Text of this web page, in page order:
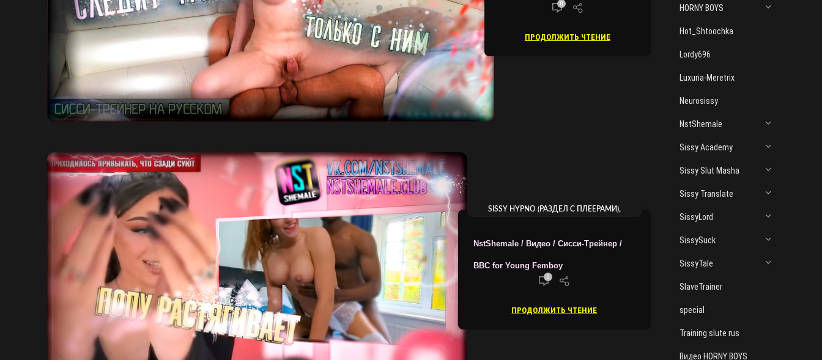
0
ПРОДОЛЖИТЬ ЧТЕНИЕ
SISSY HYPNO (РАЗДЕЛ С ПЛЕЕРАМИ),
ТРЕЙНЕРЫ ОТ NSTSHEMALE
NstShemale / Видео / Сисси-Трейнер /
BBC for Young Femboy
2
ПРОДОЛЖИТЬ ЧТЕНИЕ
HORNY BOYS
Hot_Shtoochka
Lordy696
Luxuria-Meretrix
Neurosissy
NstShemale
Sissy Academy
Sissy Slut Masha
Sissy Translate
SissyLord
SissySuck
SissyTale
SlaveTrainer
special
Training slute rus
Видео HORNY BOYS